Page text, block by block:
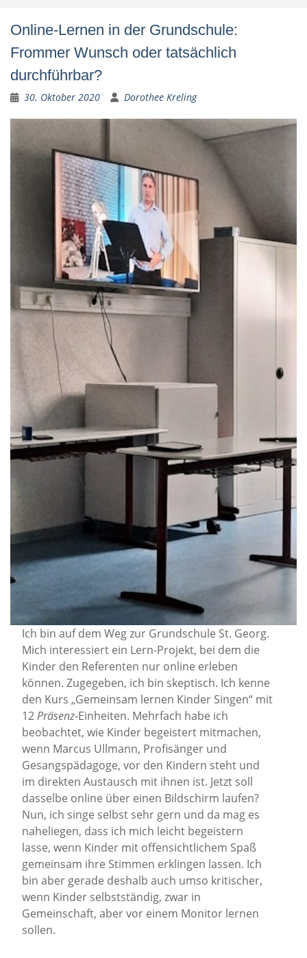
Online-Lernen in der Grundschule:
Frommer Wunsch oder tatsächlich
durchführbar?
30. Oktober 2020 Dorothee Kreling
Ich bin auf dem Weg zur Grundschule St. Georg.
Mich interessiert ein Lern-Projekt, bei dem die
Kinder den Referenten nur online erleben
können. Zugegeben, ich bin skeptisch. Ich kenne
den Kurs „Gemeinsam lernen Kinder Singen“ mit
12Präsenz-Einheiten. Mehrfach habe ich
beobachtet, wie Kinder begeistert mitmachen,
wenn Marcus Ullmann, Profisänger und
Gesangspädagoge, vor den Kindern steht und
im direkten Austausch mit ihnen ist. Jetzt soll
dasselbe online über einen Bildschirm laufen?
Nun, ich singe selbst sehr gern und da mag es
naheliegen, dass ich mich leicht begeistern
lasse, wenn Kinder mit offensichtlichem Spaß
gemeinsam ihre Stimmen erklingen lassen. Ich
bin aber gerade deshalb auch umso kritischer,
wenn Kinder selbstständig, zwar in
Gemeinschaft, aber vor einem Monitor lernen
sollen.